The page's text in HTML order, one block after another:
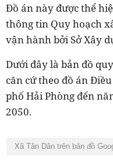
Đồ án này được thể
thông tin Quy hoạch
vận hành bởi Sở Xây
Dưới đây là bản đồ
căn cứ theo đồ án
phố Hải Phòng đến
2050.
Xã Tân Dân trên bản đồ